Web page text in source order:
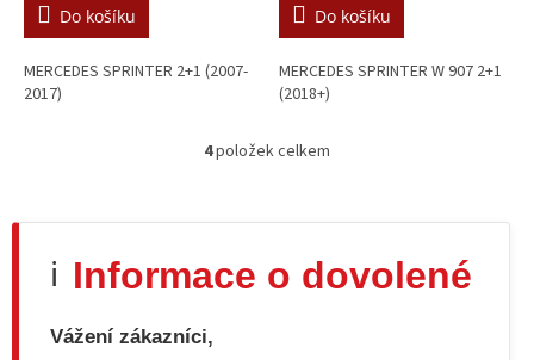
Do košíku
MERCEDES SPRINTER 2+1 (2007-
2017)
Do košíku
MERCEDES SPRINTER W 907 2+1
(2018+)
O
á
a
c
4položek celkem
ℹ️ Informace o dovolené
Vážení zákazníci,